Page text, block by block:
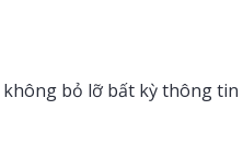
bỏ lỡ bất kỳ thông tin